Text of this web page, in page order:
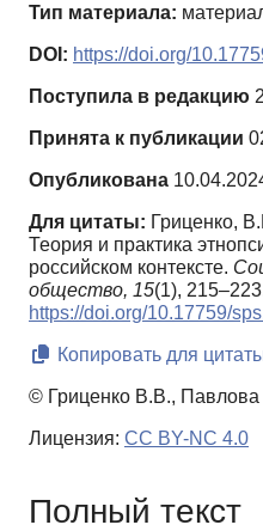
Тип материала:
DOI: https://doi.org/
Поступила в редакцию
Принята к публикации
Опубликована
Для цитаты: Гриценко,
Теория и практика
российском контексте.
общество, 15(1),
https://doi.org/10.17759/
Копировать для
© Гриценко В.В.,
Лицензия: CC BY-NC 4.0
Полный текст